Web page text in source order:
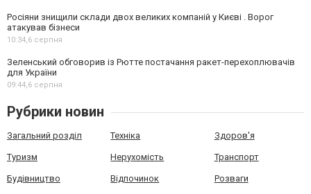
Росіяни знищили склади двох великих компаній у Києві . Ворог
атакував бізнеси
10:34,6 серпня
Зеленський обговорив із Рютте постачання ракет-перехоплювачів
для України
09:44,6 серпня
Рубрики новин
Загальний розділ Техніка Здоров'я
Туризм Нерухомість Транспорт
Будівництво Відпочинок Розваги